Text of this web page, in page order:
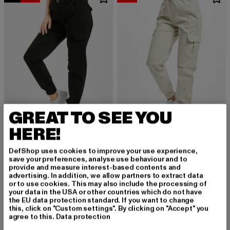
URBAN CLASSICS
Ladies High Waist Cargo
32,99 EUR
Derzeitiger Preis: 32,99 EUR
49,99 EURAktionspreis: 49,99 EUR
28,79 EUR
Derzeitiger Preis: 28,79 EUR
44,99 EURAktionspreis:
-40%
GREAT TO SEE YOU
HERE!
DefShop uses cookies to improve your use experience,
save your preferences, analyse use behaviour and to
provide and measure interest-based contents and
advertising. In addition, we allow partners to extract data
or to use cookies. This may also include the processing of
your data in the USA or other countries which do not have
the EU data protection standard. If you want to change
this, click on "Custom settings". By clicking on "Accept" you
agree to this. Data protection